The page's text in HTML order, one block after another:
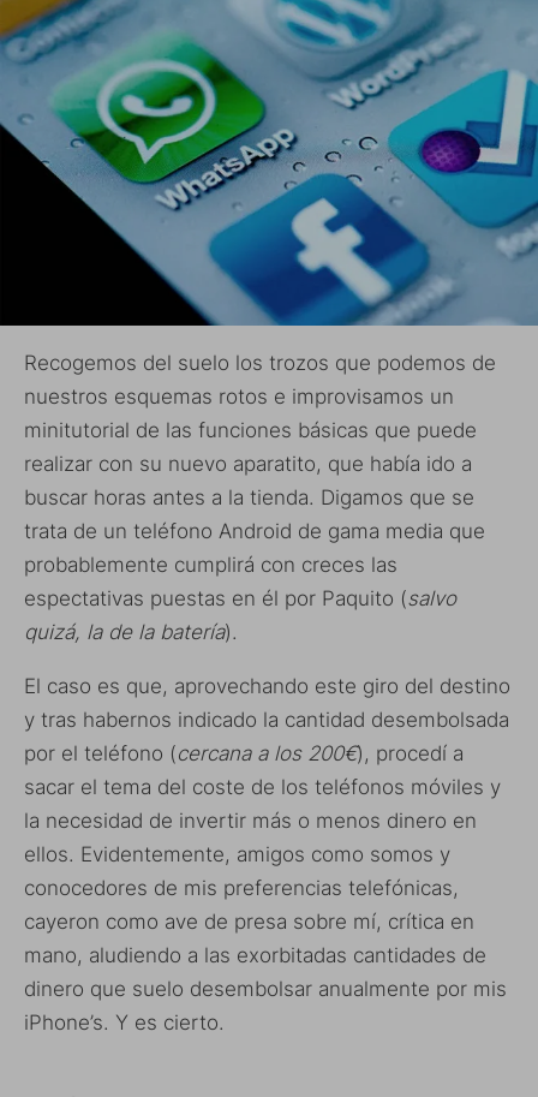
Recogemos del suelo los trozos que podemos de
nuestros esquemas rotos e improvisamos un
minitutorial de las funciones básicas que puede
realizar con su nuevo aparatito, que había ido a
buscar horas antes a la tienda. Digamos que se
trata de un teléfono Android de gama media que
probablemente cumplirá con creces las
espectativas puestas en él por Paquito (salvo
quizá, la de la batería).
El caso es que, aprovechando este giro del destino
y tras habernos indicado la cantidad desembolsada
por el teléfono (cercana a los 200€), procedí a
sacar el tema del coste de los teléfonos móviles y
la necesidad de invertir más o menos dinero en
ellos. Evidentemente, amigos como somos y
conocedores de mis preferencias telefónicas,
cayeron como ave de presa sobre mí, crítica en
mano, aludiendo a las exorbitadas cantidades de
dinero que suelo desembolsar anualmente por mis
iPhone’s. Y es cierto.